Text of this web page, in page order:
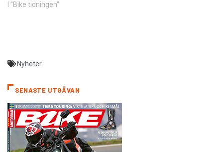
I ”Bike tidningen”
Nyheter
SENASTE UTGÅVAN